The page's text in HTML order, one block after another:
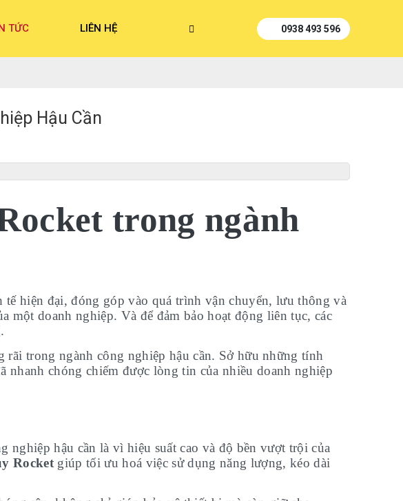
TỨC LIÊN HỆ 0938 493 596
Hậu Cần
trong ngành
hiện đại, đóng góp vào quá trình vận chuyển, lưu thông và
một doanh nghiệp. Và để đảm bảo hoạt động liên tục, các
rãi trong ngành công nghiệp hậu cần. Sở hữu những tính
nhanh chóng chiếm được lòng tin của nhiều doanh nghiệp
nghiệp hậu cần là vì hiệu suất cao và độ bền vượt trội của
Rocketgiúp tối ưu hoá việc sử dụng năng lượng, kéo dài